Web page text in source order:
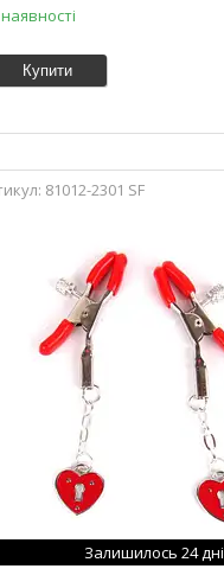
Купити
81012-2301 SF
Залишилось 24 дні